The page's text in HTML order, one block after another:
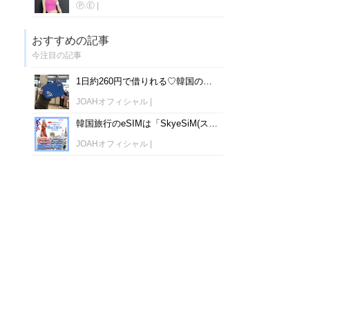
Ⓟ.Ⓔ|
おすすめの記事
今注目の記事
1日約260円で借りれる♡韓国のWiFiレンタルおすすめ「WiFi弁当(WiFi Dosirak)」
JOAHオフィシャル|
韓国旅行のeSIMは「SkyeSiM(スカイイーシム)」！1日単位で最安値380円から利用可能！
JOAHオフィシャル|